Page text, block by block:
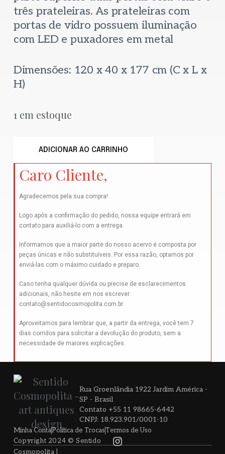
três prateleiras. As prateleiras com
portas de vidro possuem iluminação
com LED e puxadores em metal
Dimensões: 120 x 40 x 177 cm (C x L x
H)
1 em estoque
ADICIONAR AO CARRINHO
Caro Cliente,
Agradecemos pela sua compra!
Logo após a confirmação do pedido, nossa equipe entrará em
contato para auxiliá-lo com a entrega.
Informamos que a maior parte do nosso acervo é composta por
peças únicas e não substituíveis. Por essa razão, optamos por
enviá-las com o máximo cuidado e preparo.
Caso tenha qualquer dúvida ou precise de esclarecimentos
adicionais, não hesite em nos escrever:
contato@sentidocosmopolita.com.br.
Aproveitamos para lembrar que, a partir da entrega, você tem 7
dias corridos para solicitar a devolução do produto, sem a
necessidade de maiores explicações.
Rua Groenlândia 1922 Jardim América -
SP - Brasil
Contato +55 11 98665-6442
CNPJ: 18.923.901/0001-10
Minha ContaPolítica de TrocasTermos de Uso
Copyright 2024 © Sentido
Cosmopolita |